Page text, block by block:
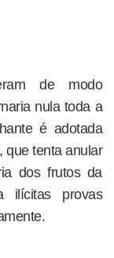
de modo
nula toda a
é adotada
que tenta anular
dos frutos da
ilícitas provas